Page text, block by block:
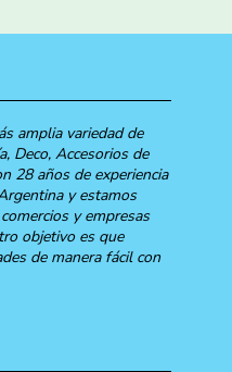
amplia variedad de
Deco, Accesorios de
28 años de experiencia
y estamos
y empresas
objetivo es que
de manera fácil con